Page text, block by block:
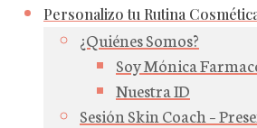
Personalizo tu Rutina
¿Quiénes Somos?
Soy Mónica
Nuestra ID
Sesión Skin Coach –